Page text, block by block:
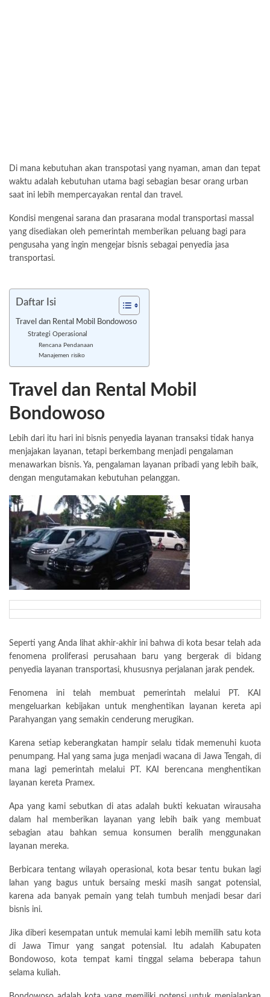
Di mana kebutuhan akan transpotasi yang nyaman, aman dan tepat
waktu adalah kebutuhan utama bagi sebagian besar orang urban
saat ini lebih mempercayakan rental dan travel.
Kondisi mengenai sarana dan prasarana modal transportasi massal
yang disediakan oleh pemerintah memberikan peluang bagi para
pengusaha yang ingin mengejar bisnis sebagai penyedia jasa
transportasi.
Daftar Isi
Travel dan Rental Mobil Bondowoso
Strategi Operasional
Rencana Pendanaan
Manajemen risiko
Travel dan Rental Mobil
Bondowoso
Lebih dari itu hari ini bisnis penyedia layanan transaksi tidak hanya
menjajakan layanan, tetapi berkembang menjadi pengalaman
menawarkan bisnis. Ya, pengalaman layanan pribadi yang lebih baik,
dengan mengutamakan kebutuhan pelanggan.
Seperti yang Anda lihat akhir-akhir ini bahwa di kota besar telah ada
fenomena proliferasi perusahaan baru yang bergerak di bidang
penyedia layanan transportasi, khususnya perjalanan jarak pendek.
Fenomena ini telah membuat pemerintah melalui PT. KAI
mengeluarkan kebijakan untuk menghentikan layanan kereta api
Parahyangan yang semakin cenderung merugikan.
Karena setiap keberangkatan hampir selalu tidak memenuhi kuota
penumpang. Hal yang sama juga menjadi wacana di Jawa Tengah, di
mana lagi pemerintah melalui PT. KAI berencana menghentikan
layanan kereta Pramex.
Apa yang kami sebutkan di atas adalah bukti kekuatan wirausaha
dalam hal memberikan layanan yang lebih baik yang membuat
sebagian atau bahkan semua konsumen beralih menggunakan
layanan mereka.
Berbicara tentang wilayah operasional, kota besar tentu bukan lagi
lahan yang bagus untuk bersaing meski masih sangat potensial,
karena ada banyak pemain yang telah tumbuh menjadi besar dari
bisnis ini.
Jika diberi kesempatan untuk memulai kami lebih memilih satu kota
di Jawa Timur yang sangat potensial. Itu adalah Kabupaten
Bondowoso, kota tempat kami tinggal selama beberapa tahun
selama kuliah.